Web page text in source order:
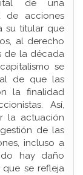
de una
de acciones
su titular que
al derecho
de la década
se
de que las
la finalidad
Así,
la actuación
de las
incluso a
hay daño
se refleja